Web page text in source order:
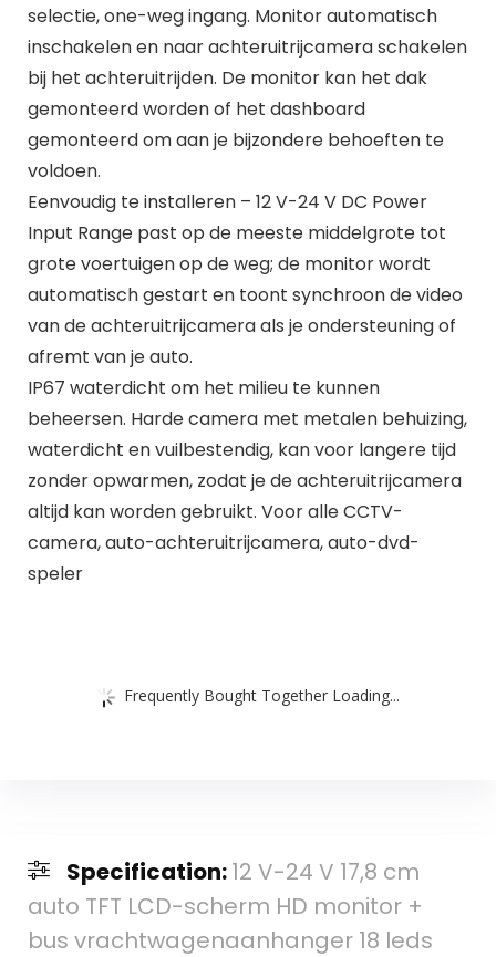
selectie, one-weg ingang. Monitor automatisch
inschakelen en naar achteruitrijcamera schakelen
bij het achteruitrijden. De monitor kan het dak
gemonteerd worden of het dashboard
gemonteerd om aan je bijzondere behoeften te
voldoen.
Eenvoudig te installeren – 12 V-24 V DC Power
Input Range past op de meeste middelgrote tot
grote voertuigen op de weg; de monitor wordt
automatisch gestart en toont synchroon de video
van de achteruitrijcamera als je ondersteuning of
afremt van je auto.
IP67 waterdicht om het milieu te kunnen
beheersen. Harde camera met metalen behuizing,
waterdicht en vuilbestendig, kan voor langere tijd
zonder opwarmen, zodat je de achteruitrijcamera
altijd kan worden gebruikt. Voor alle CCTV-
camera, auto-achteruitrijcamera, auto-dvd-
speler
Frequently Bought Together Loading...
Specification:12 V-24 V 17,8 cm
auto TFT LCD-scherm HD monitor +
bus vrachtwagenaanhanger 18 leds